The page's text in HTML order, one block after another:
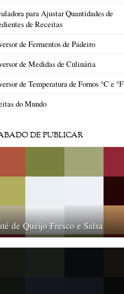
para Ajustar Quantidades de
de Receitas
de Fermentos de Padeiro
de Medidas de Culinária
de Temperatura de Fornos °C e °F
do Mundo
DE PUBLICAR
de Queijo Fresco e Salsa